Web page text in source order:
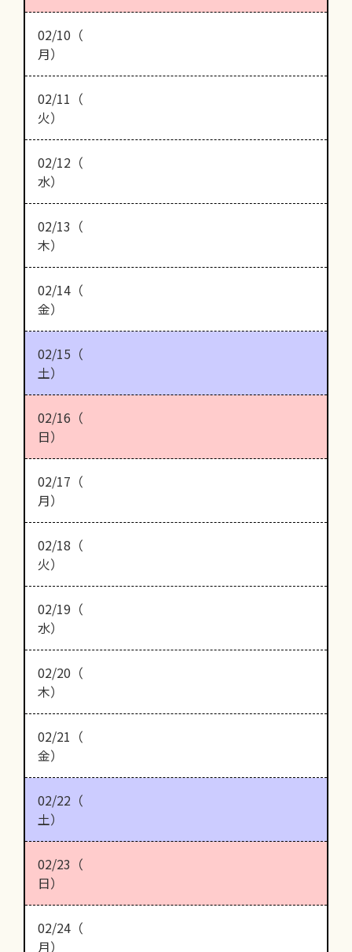
02/10（
月）
02/11（
火）
02/12（
水）
02/13（
木）
02/14（
金）
02/15（
土）
02/16（
日）
02/17（
月）
02/18（
火）
02/19（
水）
02/20（
木）
02/21（
金）
02/22（
土）
02/23（
日）
02/24（
月）